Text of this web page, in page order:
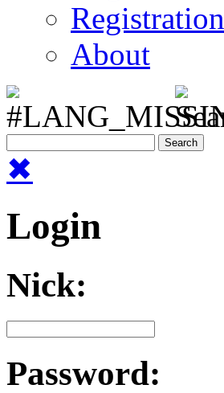
Registration
About
✖
Login
Nick:
Password: